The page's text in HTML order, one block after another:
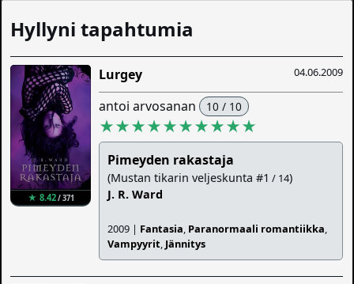
Hyllyni tapahtumia
★ 8.42/ 371
04.06.2009
Lurgey
antoi arvosanan 10 / 10
★★★★★★★★★★
Pimeyden rakastaja
(Mustan tikarin veljeskunta #1 / 14)
J. R. Ward
2009 | Fantasia, Paranormaali romantiikka,
Vampyyrit, Jännitys